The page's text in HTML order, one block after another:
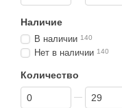
Наличие
В наличии 140
Нет в наличии 140
Количество
От Количество
До Количество